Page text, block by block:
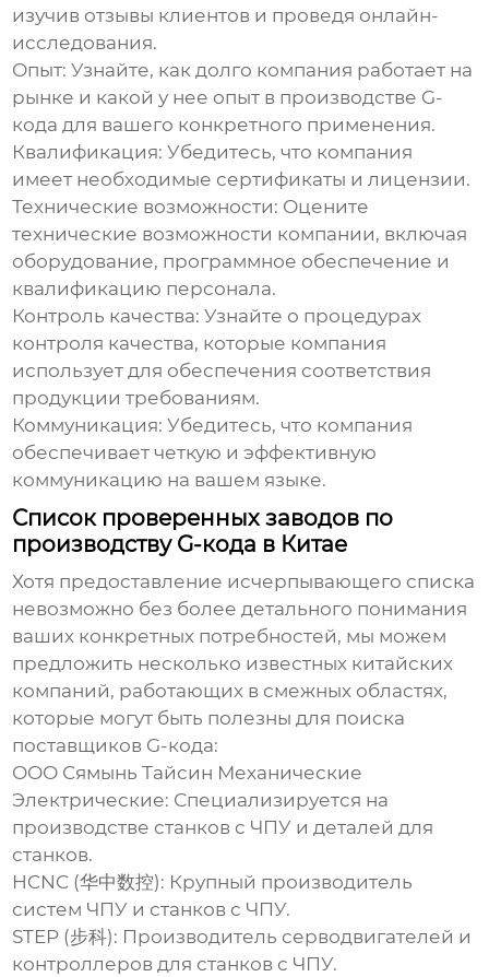
изучив отзывы клиентов и проведя онлайн-
исследования.
Опыт: Узнайте, как долго компания работает на
рынке и какой у нее опыт в производстве G-
кода для вашего конкретного применения.
Квалификация: Убедитесь, что компания
имеет необходимые сертификаты и лицензии.
Технические возможности: Оцените
технические возможности компании, включая
оборудование, программное обеспечение и
квалификацию персонала.
Контроль качества: Узнайте о процедурах
контроля качества, которые компания
использует для обеспечения соответствия
продукции требованиям.
Коммуникация: Убедитесь, что компания
обеспечивает четкую и эффективную
коммуникацию на вашем языке.
Список проверенных заводов по
производству G-кода в Китае
Хотя предоставление исчерпывающего списка
невозможно без более детального понимания
ваших конкретных потребностей, мы можем
предложить несколько известных китайских
компаний, работающих в смежных областях,
которые могут быть полезны для поиска
поставщиков G-кода:
ООО Сямынь Тайсин Механические
Электрические: Специализируется на
производстве станков с ЧПУ и деталей для
станков.
HCNC (华中数控): Крупный производитель
систем ЧПУ и станков с ЧПУ.
STEP (步科): Производитель серводвигателей и
контроллеров для станков с ЧПУ.